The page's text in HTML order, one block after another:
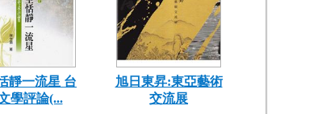
靜一流星 台
學評論(...
旭日東昇:東亞藝術
交流展